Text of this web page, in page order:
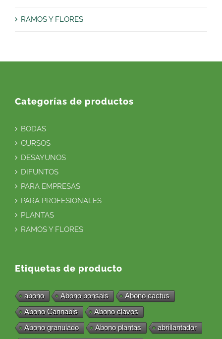
RAMOS Y FLORES
Categorías de productos
BODAS
CURSOS
DESAYUNOS
DIFUNTOS
PARA EMPRESAS
PARA PROFESIONALES
PLANTAS
RAMOS Y FLORES
Etiquetas de producto
abono Abono bonsais
Abono cactus
Abono Cannabis
Abono clavos
Abono granulado
Abono plantas
abrillantador